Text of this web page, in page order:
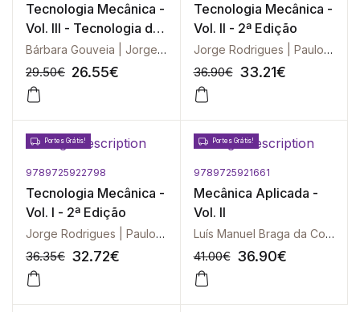
Tecnologia Mecânica -
Vol. III - Tecnologia da
Deformação Plástica -
Exercícios Resolvidos
Bárbara Gouveia | Jorge Rodrigues | Paulo Martins
29.50€ 26.55€
Tecnologia Mecânica -
Vol. II - 2ª Edição
Jorge Rodrigues | Paulo Martins
36.90€ 33.21€
Portes Grátis!
9789725922798
Tecnologia Mecânica -
Vol. I - 2ª Edição
Jorge Rodrigues | Paulo Martins
36.35€ 32.72€
Portes Grátis!
9789725921661
Mecânica Aplicada -
Vol. II
Luís Manuel Braga da Costa Campos
41.00€ 36.90€